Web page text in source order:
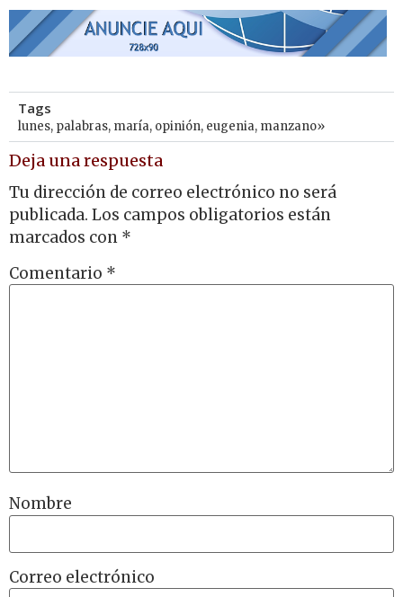
Tags
lunes, palabras, maría, opinión, eugenia, manzano»
Deja una respuesta
Tu dirección de correo electrónico no será
publicada. Los campos obligatorios están
marcados con *
Comentario *
Nombre
Correo electrónico